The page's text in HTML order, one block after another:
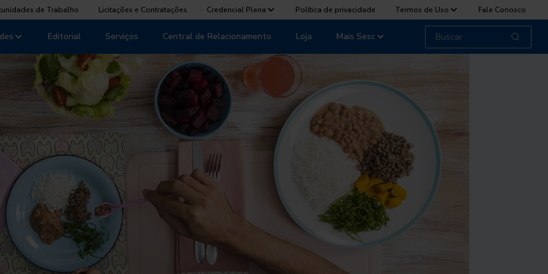
de Trabalho Licitações e Contratações Credencial Plena Política de privacidade Termos de Uso Fale Conosco
Editorial Serviços Central de Relacionamento Loja Mais Sesc